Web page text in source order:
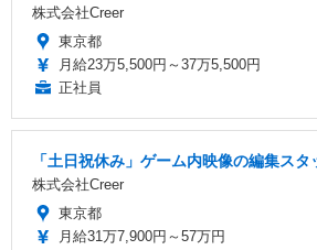
株式会社Creer
東京都
月給23万5,500円～37万5,500円
正社員
「土日祝休み」ゲーム内映像の編集ス
株式会社Creer
東京都
月給31万7,900円～57万円